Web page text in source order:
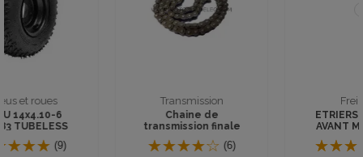
AVANT MINI QUAD
(39)
PNEU 4.10-6 JK600
TUBELESS CROSS
(2)